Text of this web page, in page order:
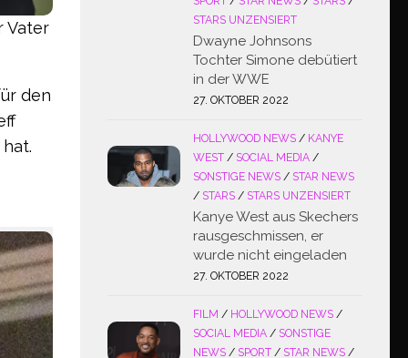
Vater
den
STARS UNZENSIERT
Dwayne Johnsons
Tochter Simone debütiert
in der WWE
27. OKTOBER 2022
HOLLYWOOD NEWS / KANYE
WEST / SOCIAL MEDIA /
SONSTIGE NEWS / STAR NEWS
/ STARS / STARS UNZENSIERT
Kanye West aus Skechers
rausgeschmissen, er
wurde nicht eingeladen
27. OKTOBER 2022
FILM / HOLLYWOOD NEWS /
SOCIAL MEDIA / SONSTIGE
NEWS / SPORT / STAR NEWS /